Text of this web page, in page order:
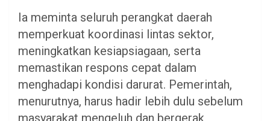
Ia meminta seluruh perangkat daerah
memperkuat koordinasi lintas sektor,
meningkatkan kesiapsiagaan, serta
memastikan respons cepat dalam
menghadapi kondisi darurat. Pemerintah,
menurutnya, harus hadir lebih dulu sebelum